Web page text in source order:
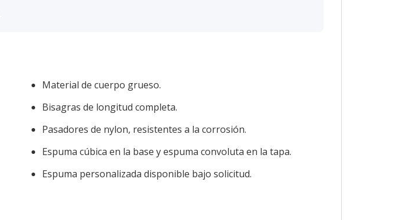
Material de cuerpo grueso.
Bisagras de longitud completa.
Pasadores de nylon, resistentes a la corrosión.
Espuma cúbica en la base y espuma convoluta en la tapa.
Espuma personalizada disponible bajo solicitud.